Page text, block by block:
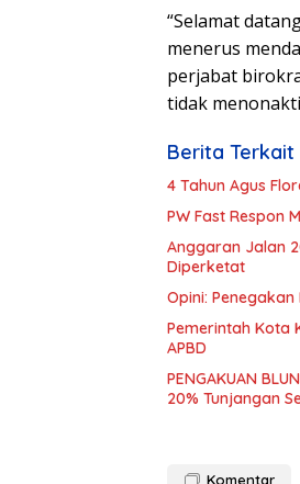
“Selamat
menerus
perjabat
tidak
Berita Terkait
4 Tahun Agus
PW Fast Respon
Anggaran Jalan
Diperketat
Opini:
Pemerintah Kota
APBD
PENGAKUAN
20% Tunjangan
Komentar